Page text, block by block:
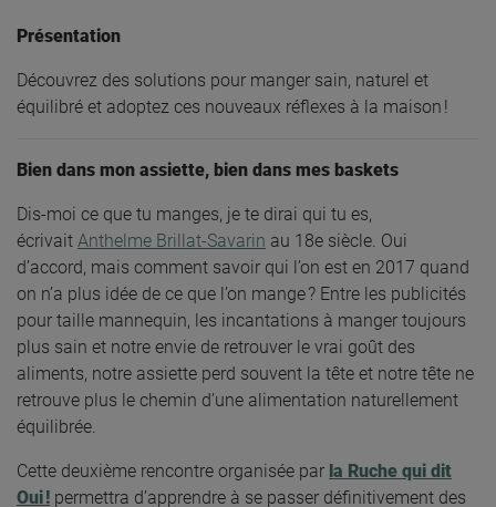
Présentation
Découvrez des solutions pour manger sain, naturel et
équilibré et adoptez ces nouveaux réflexes à la maison !
Bien dans mon assiette, bien dans mes baskets
Dis-moi ce que tu manges, je te dirai qui tu es,
écrivait Anthelme Brillat-Savarin au 18e siècle. Oui
d’accord, mais comment savoir qui l’on est en 2017 quand
on n’a plus idée de ce que l’on mange ? Entre les publicités
pour taille mannequin, les incantations à manger toujours
plus sain et notre envie de retrouver le vrai goût des
aliments, notre assiette perd souvent la tête et notre tête ne
retrouve plus le chemin d’une alimentation naturellement
équilibrée.
Cette deuxième rencontre organisée par la Ruche qui dit
Oui ! permettra d’apprendre à se passer définitivement des